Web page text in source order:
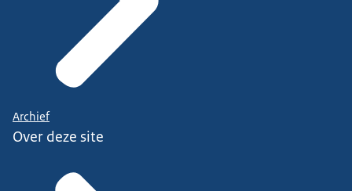
Archief
Over deze site